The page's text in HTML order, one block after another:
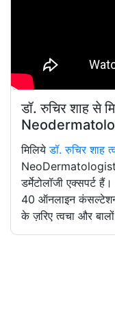
डॉ. रुचिर शाह से
मिलियेडॉ. रुचिर शाह
डर्मेटोलॉजी एक्सपर्ट
40 ऑनलाइन
के ज़रिए त्वचा और